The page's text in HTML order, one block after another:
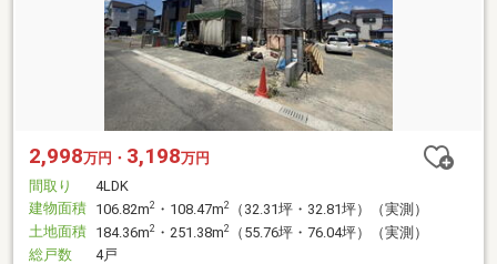
2,998万円・ 3,198万円
間取り
4LDK
建物面積 106.82m2 ・108.47m2
（32.31坪・32.81坪）（実測）
土地面積 184.36m2 ・251.38m2
（55.76坪・76.04坪）（実測）
総戸数
4戸